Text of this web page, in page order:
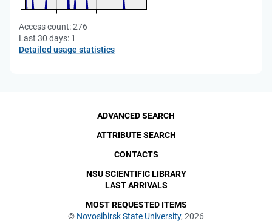
Access count:276
Last 30 days: 1
Detailed usage statistics
© Novosibirsk State University, 2026
ADVANCED SEARCH
ATTRIBUTE SEARCH
CONTACTS
NSU SCIENTIFIC LIBRARY
LAST ARRIVALS
MOST REQUESTED ITEMS